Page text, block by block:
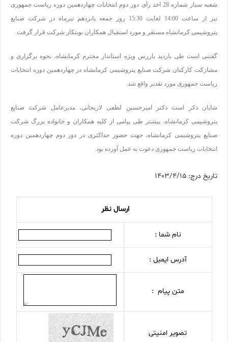
شعبه سیار شماره 28 اخذ رأی دور دوم انتخابات چهاردهمین دوره ریاست جمهوری
نیز از ساعت 14:00 لغایت 15:30 روز جمعه پانزدهم تیرماه در شرکت صنایع
پتروشیمی کرمانشاه مستقر و مورد استقبال همکاران نوبتکار شرکت قرار گرفت
گفتنی است طی بازدید بازرس ویژه استاندار محترم کرمانشاه، نحوه برگزاری و
مشارکت کارکنان شرکت صنایع پتروشیمی کرمانشاه در چهاردهمین دوره انتخابات
ریاست جمهوری مورد تقدیر واقع شد.
شایان ذکر است دکتر امیرحسین لطفی لاریجانی، مدیرعامل شرکت صنایع
پتروشیمی کرمانشاه، پیشتر طی پیامی از کلیه همکاران و خانواده بزرگ شرکت
صنایع پتروشیمی کرمانشاه، جهت حضور حداکثری در دور دوم چهاردهمین دوره
انتخابات ریاست جمهوری دعوت به عمل آورده بود.
تاریخ درج: 1403/4/15
ارسال نظر
نام شما :
آدرس ایمیل :
متن پیام :
تصویر امنیتی